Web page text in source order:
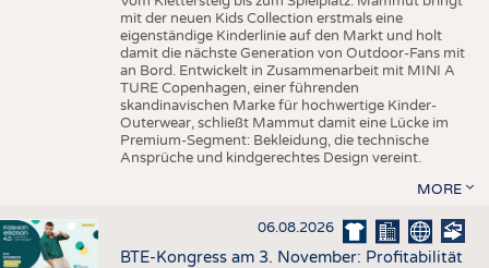
mit der neuen Kids Collection erstmals eine
eigenständige Kinderlinie auf den Markt und holt
damit die nächste Generation von Outdoor-Fans mit
an Bord. Entwickelt in Zusammenarbeit mit MINI A
TURE Copenhagen, einer führenden
skandinavischen Marke für hochwertige Kinder-
Outerwear, schließt Mammut damit eine Lücke im
Premium-Segment: Bekleidung, die technische
Ansprüche und kindgerechtes Design vereint.
MORE
06.08.2026
BTE-Kongress am 3. November: Profitabilität